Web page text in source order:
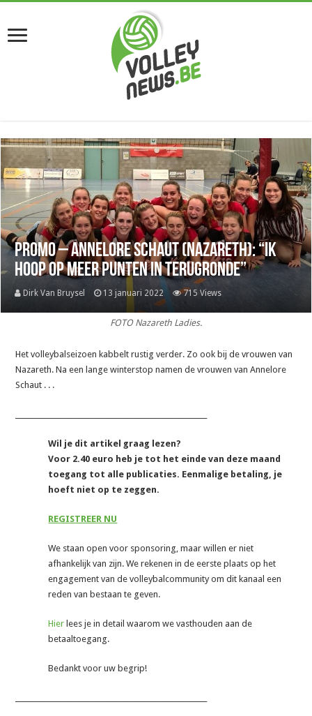
Promo – Annelore Schaut (Nazareth): “Ik
hoop op meer punten in terugronde”
Dirk Van Bruysel 13 januari 2022 715 Views
FOTO Nazareth Ladies.
Het volleybalseizoen kabbelt rustig verder. Zo ook bij de vrouwen van
Nazareth. Na een lange winterstop namen de vrouwen van Annelore
Schaut . . .
Wil je dit artikel graag lezen?
Voor 2.40 euro heb je tot het einde van deze maand
toegang tot alle publicaties. Eenmalige betaling, je
hoeft niet op te zeggen.
REGISTREER NU
We staan open voor sponsoring, maar willen er niet
afhankelijk van zijn. We rekenen in de eerste plaats op het
engagement van de volleybalcommunity om dit kanaal een
reden van bestaan te geven.
Hier lees je in detail waarom we vasthouden aan de
betaaltoegang.
Bedankt voor uw begrip!